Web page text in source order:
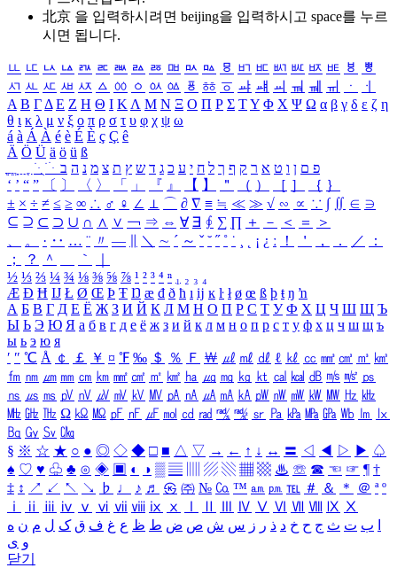
北京 을 입력하시려면 beijing을 입력하시고 space를 누르
시면 됩니다.
ㅥ ㅦ ㅧ ㅨ ㅩ ㅪ ㅫ ㅬ ㅭ ㅮ ㅯ ㅰ ㅱ ㅲ ㅳ ㅴ ㅵ ㅶ ㅷ ㅸ
ㅹ
ㅺ ㅻ ㅼ ㅽ ㅾ ㅿ ㆀ ㆁ ㆂ ㆃ ㆄ ㆅ ㆆ ㆇ ㆈ ㆉ ㆊ ㆋ ㆌ ㆍ
ㆎ
Α Β ΓΔ Ε Ζ Η Θ Ι ΚΛ Μ Ν Ξ Ο Π Ρ Σ ΤΥ Φ Χ Ψ Ω α β γ δ ε ζ η
θ ι κ λ μ ν ξ ο π ρ σ τ υ φ χ ψ ω
á à Á À é è É È ç Ç ê
Ä Ö Ü ä ö ü ß
ִֶֹ ֻּ ׁׂ פ ם ן ו ט א ר ק ף ך ל ח י ע כ ג ד ש ץ ת צ מ נ ה ב
‘ ’ “ ” 〔 〕 〈 〉 「 」 『 』 【 】 ＂ （ ） ［ ］ ｛ ｝
± × ÷ ≠ ≤ ≥ ∞ ∴ ♂ ♀ ∠ ⊥ ⌒ ∂ ∇ ≡ ≒ ≪ ≫ √ ∽ ∝ ∵ ∫ ∬ ∈ ∋
⊆ ⊇ ⊂ ⊃ ∪ ∩ ∧ ∨ ￢ ⇒ ⇔ ∀ ∃ ∮ ∑ ∏ ＋ － ＜ ＝
＞
、
。 · ‥ … ¨ 〃 ― ＼ ∼ ´ ～ ˇ ˘ ˝ ˚ ˙ ¸ ¡ ¿ ː ！ ＇ ， ． ／
：
；
？ ＾ ｀
½ ⅓ ⅔ ¼ ¾ ⅛ ⅜ ⅝ ⅞ ¹ ² ³ ⁴ ⁿ ₁ ₂ ₃ ₄
Æ Ð Ħ Ĳ Ł Ø Œ Þ Ŧ Ŋ æ đ ð ħ ı ĳ ĸ ŀ ł ø œ ß þ ŧ ŋ ŉ
А Б В Г Д Е Ё Ж З И Й К Л М Н О П Р С Т У Ф Х Ц Ч Ш Щ Ъ
Ы Ь Э Ю Я а б в г д е ё ж з и й к л м н о п р с т у ф х ц ч ш щ ъ
ы ь э ю я
′ ″ ℃ Å ￠ ￡ ￥ ¤ ℉ ‰ ＄ ％ Ｆ ￦ ㎕ ㎖ ㎗ ℓ ㎘ ㏄ ㎣ ㎤ ㎥ ㎦
㎙ ㎚ ㎛ ㎜ ㎝ ㎞ ㎟ ㎠ ㎡ ㎢ ㏊ ㎍ ㎎ ㎏ ㏏ ㎈ ㎉ ㏈ ㎧ ㎨ ㎰
㎱ ㎲ ㎳ ㎴ ㎵ ㎶ ㎷ ㎸ ㎹ ㎀ ㎁ ㎂ ㎃ ㎄ ㎺ ㎻ ㎽ ㎾ ㎿ ㎐ ㎑
㎒ ㎓ ㎔ Ω ㏀ ㏁ ㎊ ㎋ ㎌ ㏖ ㏅ ㎭ ㎮ ㎯ ㏛ ㎩ ㎪ ㎫ ㎬ ㏝ ㏐
㏓
㏃ ㏉ ㏜ ㏆
§ ※ ☆ ★ ○ ● ◎ ◇ ◆ □ ■ △ ▽ → ← ↑ ↓ ↔ 〓 ◁ ◀ ▷ ▶ ♤
♠ ♡ ♥ ♧ ♣ ⊙ ◈ ▣ ◐ ◑ ▒ ▤ ▨ ▧ ▦ ▩ ♨ ☏ ☎ ☜ ☞ ¶ †
‡ ↕ ↗ ↙ ↖ ↘ ♭ ♩ ♪ ♬ ㉿ ㈜ № ㏇ ™ ㏂ ㏘ ℡ ＃ ＆ ＊ ＠ ª º
ⅰ
ⅱ ⅲ ⅳ ⅴ ⅵ ⅶ ⅷ ⅸ ⅹ Ⅳ Ⅴ Ⅵ Ⅶ Ⅷ Ⅸ Ⅹ
ب ت ث ج ح خ د ذ ر ز س ش ص ض ط ظ ع غ ف ق ک ل م ن ه
و ی
닫기